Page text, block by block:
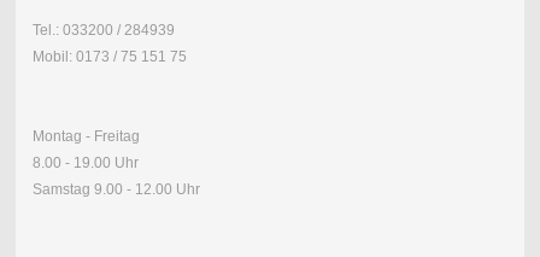
Tel.: 033200 / 284939
Mobil: 0173 / 75 151 75
Montag - Freitag
8.00 - 19.00 Uhr
Samstag 9.00 - 12.00 Uhr